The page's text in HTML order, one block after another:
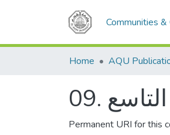
Communities
Home AQU
التاسع
Permanent URI for this